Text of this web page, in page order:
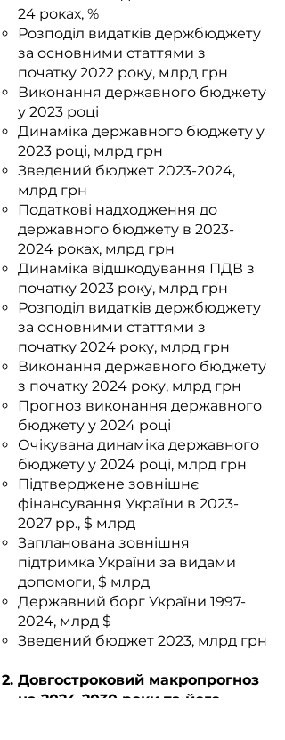
24 роках, %
Розподіл видатків держбюджету
за основними статтями з
початку 2022 року, млрд грн
Виконання державного бюджету
у 2023 році
Динаміка державного бюджету у
2023 році, млрд грн
Зведений бюджет 2023-2024,
млрд грн
Податкові надходження до
державного бюджету в 2023-
2024 роках, млрд грн
Динаміка відшкодування ПДВ з
початку 2023 року, млрд грн
Розподіл видатків держбюджету
за основними статтями з
початку 2024 року, млрд грн
Виконання державного бюджету
з початку 2024 року, млрд грн
Прогноз виконання державного
бюджету у 2024 році
Очікувана динаміка державного
бюджету у 2024 році, млрд грн
Підтверджене зовнішнє
фінансування України в 2023-
2027 рр., $ млрд
Запланована зовнішня
підтримка України за видами
допомоги, $ млрд
Державний борг України 1997-
2024, млрд $
Зведений бюджет 2023, млрд грн
Довгостроковий макропрогноз
на 2024-2030 роки та його